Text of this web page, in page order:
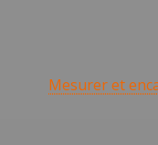
Mesurer et